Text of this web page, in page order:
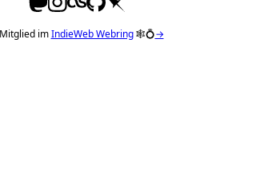
Mitglied imIndieWeb Webring🕸💍→